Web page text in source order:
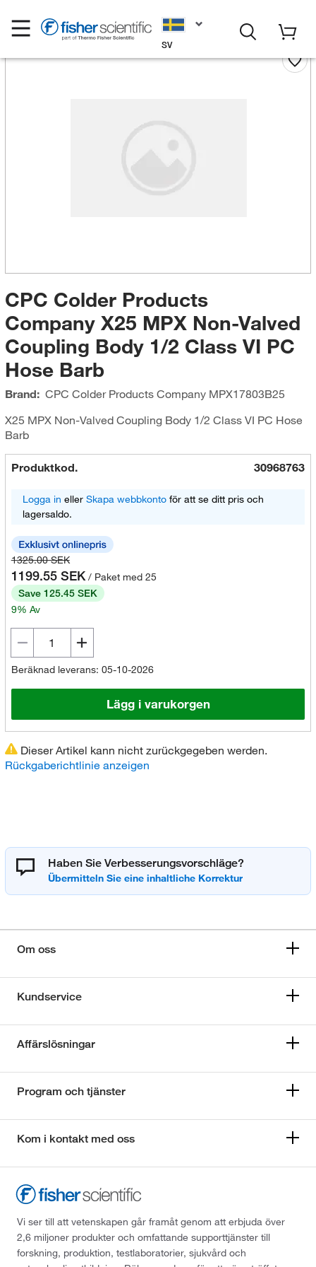
SV
CPC Colder Products
Company X25 MPX Non-Valved
Coupling Body 1/2 Class VI PC
Hose Barb
Brand: CPC Colder Products CompanyMPX17803B25
X25 MPX Non-Valved Coupling Body 1/2 Class VI PC Hose
Barb
Produktkod. 30968763
Logga in eller Skapa webbkontoför att se ditt pris och
lagersaldo.
1325.00 SEK
1199.55 SEK / Paket med 25
Save 125.45 SEK
9% Av
Beräknad leverans: 05-10-2026
Lägg i varukorgen
Dieser Artikel kann nicht zurückgegeben werden.
Rückgaberichtlinie anzeigen
Haben Sie Verbesserungsvorschläge?
Om oss
Kundservice
Affärslösningar
Program och tjänster
Kom i kontakt med oss
Vi ser till att vetenskapen går framåt genom att erbjuda över
2,6 miljoner produkter och omfattande supporttjänster till
forskning, produktion, testlaboratorier, sjukvård och